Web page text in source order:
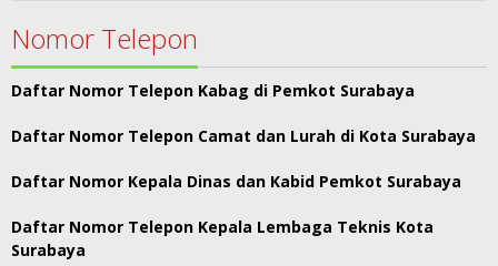
Nomor Telepon
Daftar Nomor Telepon Kabag di Pemkot Surabaya
Daftar Nomor Telepon Camat dan Lurah di Kota Surabaya
Daftar Nomor Kepala Dinas dan Kabid Pemkot Surabaya
Daftar Nomor Telepon Kepala Lembaga Teknis Kota
Surabaya